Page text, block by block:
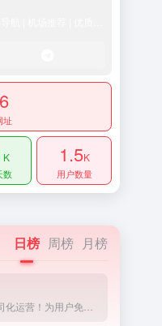
址
K
数
1.5K
用户数量
日榜 周榜 月榜